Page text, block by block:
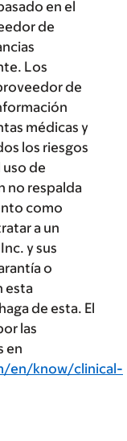
en el
de
Los
de
médicas y
los riesgos
de
no respalda
como
a un
y sus
o
esta
de esta. El
las
en
en/know/clinical-